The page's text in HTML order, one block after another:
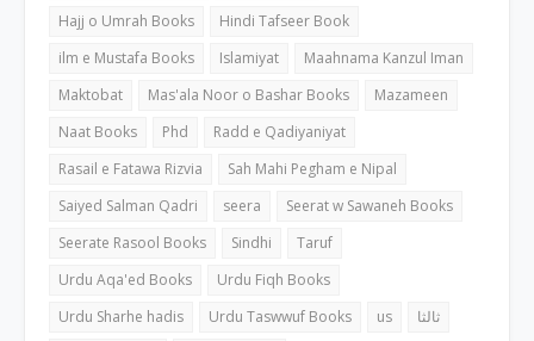
Hajj o Umrah Books
Hindi Tafseer Book
ilm e Mustafa Books
Islamiyat
Maahnama Kanzul Iman
Maktobat
Mas'ala Noor o Bashar Books
Mazameen
Naat Books
Phd
Radd e Qadiyaniyat
Rasail e Fatawa Rizvia
Sah Mahi Pegham e Nipal
Saiyed Salman Qadri
seera
Seerat w Sawaneh Books
Seerate Rasool Books
Sindhi
Taruf
Urdu Aqa'ed Books
Urdu Fiqh Books
Urdu Sharhe hadis
Urdu Taswwuf Books us
ثالثا